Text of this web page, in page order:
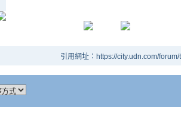
引用網址：https://city.udn.com/